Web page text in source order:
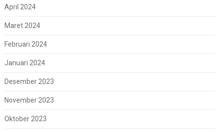
April 2024
Maret 2024
Februari 2024
Januari 2024
Desember 2023
November 2023
Oktober 2023